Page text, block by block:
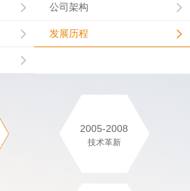
公司架构
发展历程
2005-2008
技术革新